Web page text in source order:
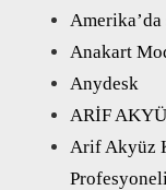
Amerika’da
Anakart
Anydesk
ARİF
Arif Akyüz